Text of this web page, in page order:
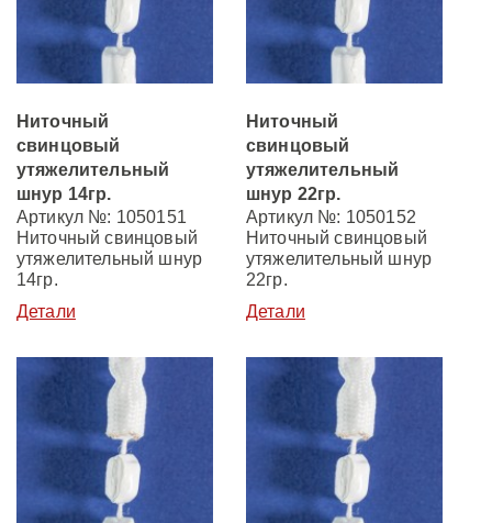
Ниточный
свинцовый
утяжелительный
шнур 14гр.
Артикул №: 1050151
Ниточный свинцовый
утяжелительный шнур
14гр.
Детали
Ниточный
свинцовый
утяжелительный
шнур 22гр.
Артикул №: 1050152
Ниточный свинцовый
утяжелительный шнур
22гр.
Детали